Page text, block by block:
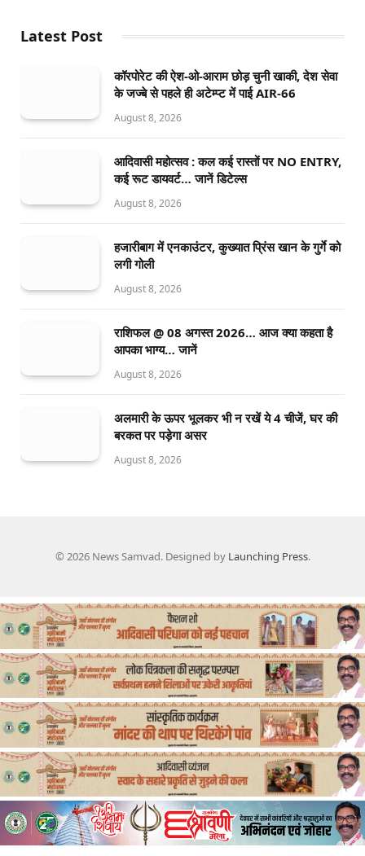
Latest Post
कॉरपोरेट की ऐश-ओ-आराम छोड़ चुनी खाकी, देश सेवा
के जज्बे से पहले ही अटेम्प्ट में पाई AIR-66
August 8, 2026
आदिवासी महोत्सव : कल कई रास्तों पर NO ENTRY,
कई रूट डायवर्ट… जानें डिटेल्स
August 8, 2026
हजारीबाग में एनकाउंटर, कुख्यात प्रिंस खान के गुर्गे को
लगी गोली
August 8, 2026
राशिफल @ 08 अगस्त 2026… आज क्या कहता है
आपका भाग्य… जानें
August 8, 2026
अलमारी के ऊपर भूलकर भी न रखें ये 4 चीजें, घर की
बरकत पर पड़ेगा असर
August 8, 2026
© 2026 News Samvad. Designed by Launching Press.